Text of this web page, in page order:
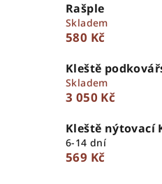
Rašple
Skladem
580 Kč
Kleště
Skladem
3 050 Kč
Kleště nýtovací
6-14 dní
569 Kč